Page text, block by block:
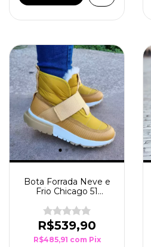
Bota Forrada Neve e
Frio Chicago 51
R$539,90
R$485,91 com Pix